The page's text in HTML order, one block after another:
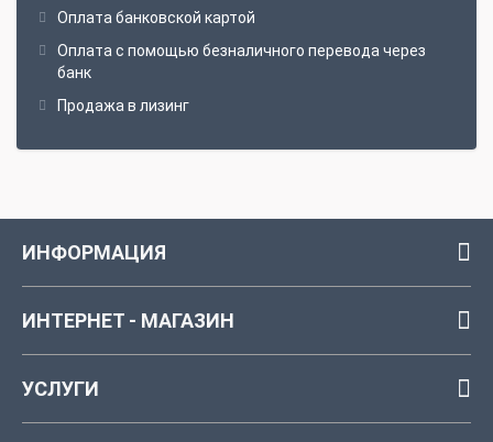
Оплата банковской картой
Оплата с помощью безналичного перевода через
банк
Продажа в лизинг
ИНФОРМАЦИЯ
ИНТЕРНЕТ - МАГАЗИН
УСЛУГИ